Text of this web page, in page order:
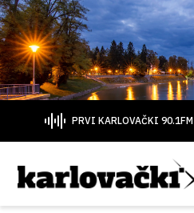
PRVI KARLOVAČKI 90.1FM